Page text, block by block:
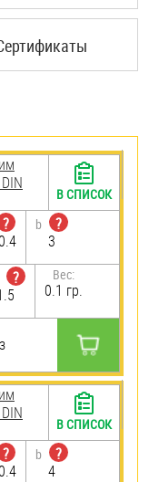
?
b
?
3
?
Вес:
0.1 гр.
В СПИСОК
?
b
?
4
В СПИСОК